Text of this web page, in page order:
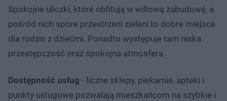
Spokojne uliczki, które obfitują w willową zabudowę, a
pośród nich spore przestrzeni zieleni to dobre miejsce
dla rodzin z dziećmi. Ponadto występuje tam niska
przestępczość oraz spokojna atmosfera.
Dostępność usług - liczne sklepy, piekarnie, apteki i
punkty usługowe pozwalają mieszkańcom na szybkie i